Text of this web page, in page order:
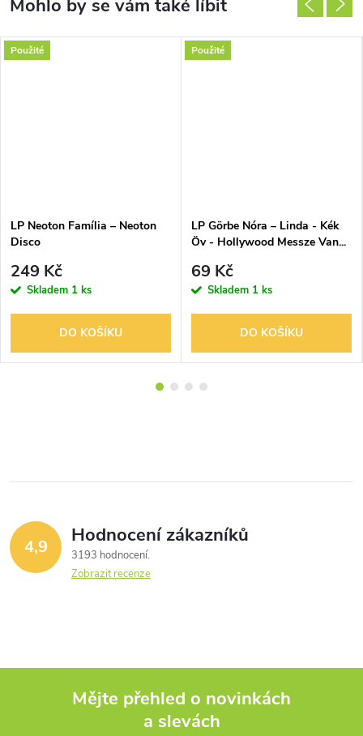
Použité
LP Neoton Família – Neoton
Disco
249 Kč
Skladem 1 ks
DO KOŠÍKU
Použité
LP Görbe Nóra – Linda - Kék
Öv - Hollywood Messze Van...
69 Kč
Skladem 1 ks
DO KOŠÍKU
4,9 Hodnocení zákazníků
3193 hodnocení
Zobrazit recenze
Mějte přehled o novinkách
a slevách